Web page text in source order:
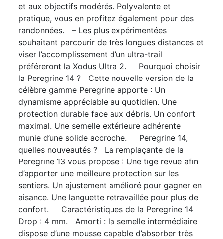
et aux objectifs modérés. Polyvalente et
pratique, vous en profitez également pour des
randonnées. – Les plus expérimentées
souhaitant parcourir de très longues distances et
viser l’accomplissement d’un ultra-trail
préféreront la Xodus Ultra 2. Pourquoi choisir
la Peregrine 14 ? Cette nouvelle version de la
célèbre gamme Peregrine apporte : Un
dynamisme appréciable au quotidien. Une
protection durable face aux débris. Un confort
maximal. Une semelle extérieure adhérente
munie d’une solide accroche. Peregrine 14,
quelles nouveautés ? La remplaçante de la
Peregrine 13 vous propose : Une tige revue afin
d’apporter une meilleure protection sur les
sentiers. Un ajustement amélioré pour gagner en
aisance. Une languette retravaillée pour plus de
confort. Caractéristiques de la Peregrine 14
Drop : 4 mm. Amorti : la semelle intermédiaire
dispose d’une mousse capable d’absorber très